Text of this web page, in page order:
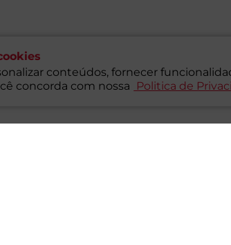
conteúdos, fornecer
concorda com nossa
Politica de